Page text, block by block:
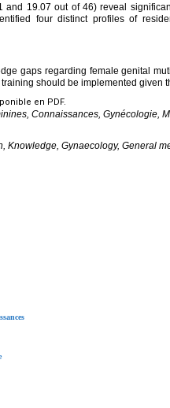
and 19.07 out of 46) reveal
four distinct profiles of
gaps regarding female genital
should be implemented given
en PDF.
Connaissances, Gynécologie,
Knowledge, Gynaecology, General